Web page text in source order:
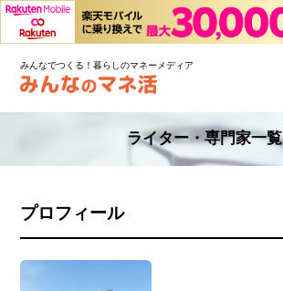
みんなでつくる！暮らしのマネーメディア
ライター・専門家一覧
プロフィール